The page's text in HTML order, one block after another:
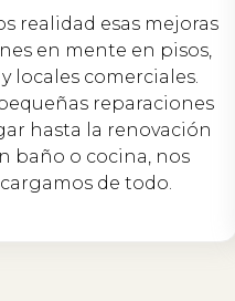
realidad esas mejoras
en mente en pisos,
y locales comerciales.
reparaciones
hasta la renovación
baño o cocina, nos
de todo.